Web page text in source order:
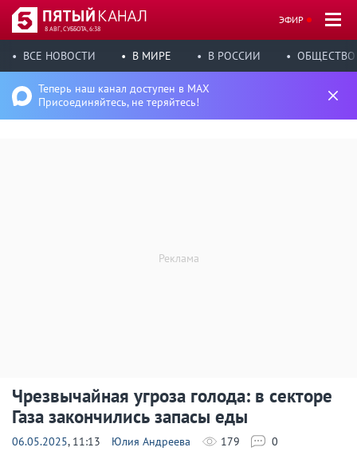
8 АВГ, СУББОТА, 6:38
ЭФИР
ВСЕ НОВОСТИ В МИРЕ В РОССИИ ОБЩЕСТВО
Теперь наш канал доступен в MAX
Присоединяйтесь, не теряйтесь!
Чрезвычайная угроза голода: в секторе
Газа закончились запасы еды
06.05.2025, 11:13 Юлия Андреева 179 0